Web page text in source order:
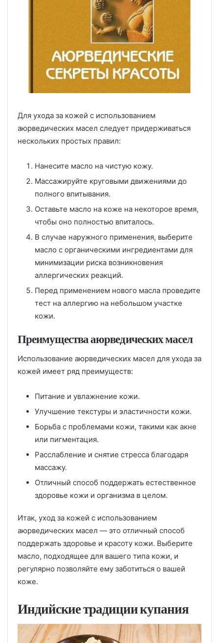
Для ухода за кожей с использованием
аюрведических масел следует придерживаться
нескольких простых правил:
Нанесите масло на чистую кожу.
Массажируйте круговыми движениями до
полного впитывания.
Оставьте масло на коже на некоторое время,
чтобы оно полностью впиталось.
В случае наружного применения, выберите
масло с органическими ингредиентами для
минимизации риска возникновения
аллергических реакций.
Перед применением нового масла проведите
тест на аллергию на небольшом участке
кожи.
Преимущества аюрведических масел
Использование аюрведических масел для ухода за
кожей имеет ряд преимуществ:
Питание и увлажнение кожи.
Улучшение текстуры и эластичности кожи.
Борьба с проблемами кожи, такими как акне
или пигментация.
Расслабление и снятие стресса благодаря
массажу.
Отличный способ поддержать естественное
здоровье кожи и организма в целом.
Итак, уход за кожей с использованием
аюрведических масел — это отличный способ
поддержать здоровье и красоту кожи. Выберите
масло, подходящее для вашего типа кожи, и
регулярно позволяйте ему заботиться о вашей
коже.
Индийские традиции купания